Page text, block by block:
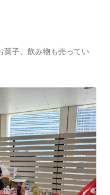
菓子、飲み物も売ってい